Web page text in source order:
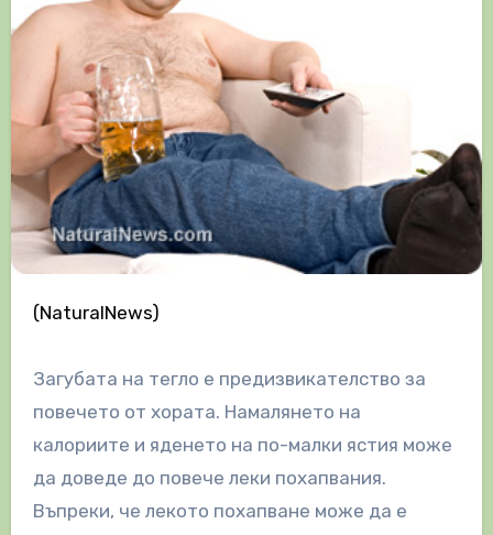
(NaturalNews)
Загубата на тегло е предизвикателство за
повечето от хората. Намалянето на
калориите и яденето на по-малки ястия може
да доведе до повече леки похапвания.
Въпреки, че лекото похапване може да е